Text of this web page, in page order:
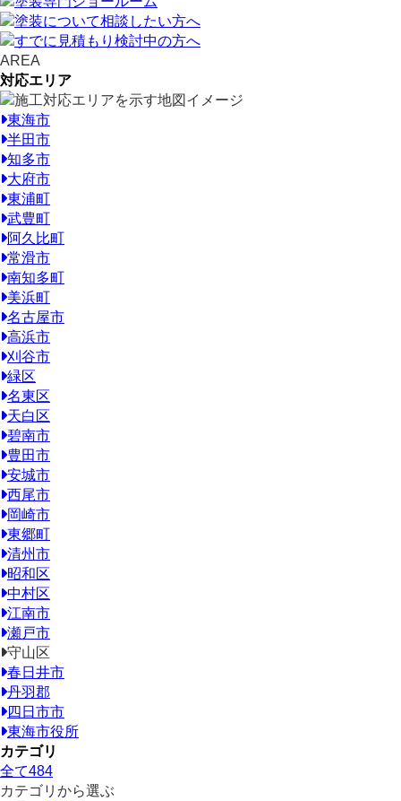
AREA
対応エリア
東海市
半田市
知多市
大府市
東浦町
武豊町
阿久比町
常滑市
南知多町
美浜町
名古屋市
高浜市
刈谷市
緑区
名東区
天白区
碧南市
豊田市
安城市
西尾市
岡崎市
東郷町
清州市
昭和区
中村区
江南市
瀬戸市
守山区
春日井市
丹羽郡
四日市市
東海市役所
カテゴリ
全て484
カテゴリから選ぶ